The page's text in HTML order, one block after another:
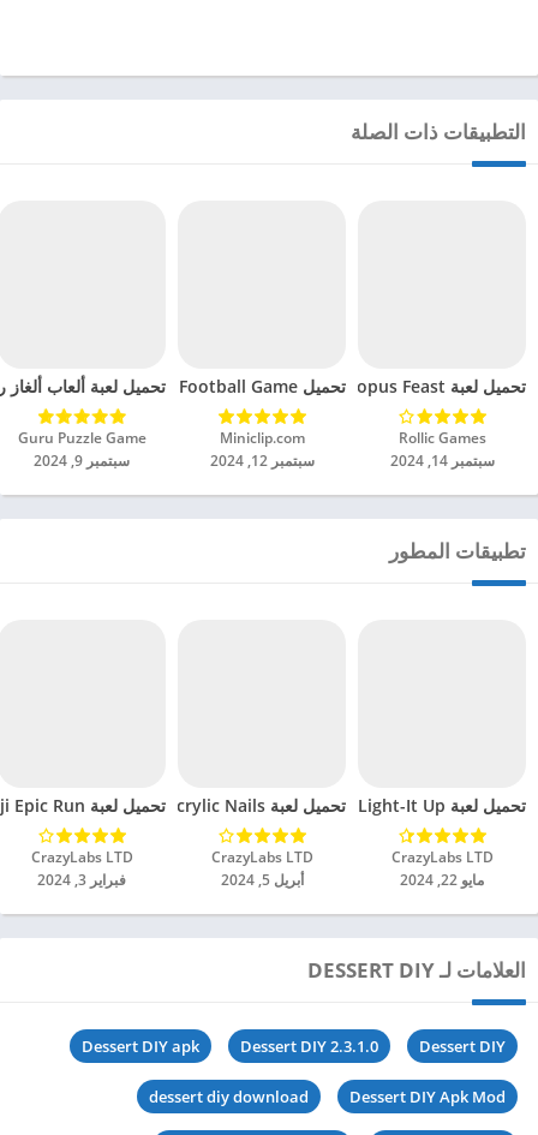
التطبيقات ذات الصلة
تحميل لعبة Octopus Feast مهكرة للاندرويد 2024
Rollic Games‏
سبتمبر 14, 2024
تحميل Soccer Hero PvP Football Game مهكرة للاندرويد 2024
Miniclip.com‏
سبتمبر 12, 2024
تحميل لعبة ألعاب ألغاز
Guru Puzzle Game‏
سبتمبر 9, 2024
تطبيقات المطور
تحميل لعبة Light-It Up مهكرة للاندرويد 2024
CrazyLabs LTD‏
مايو 22, 2024
تحميل لعبة Acrylic Nails مهكرة للاندرويد 2024
CrazyLabs LTD‏
أبريل 5, 2024
تحميل لعبة Jumanji Epic Run مهكرة للاندرويد 2024
CrazyLabs LTD‏
فبراير 3, 2024
العلامات لـ DESSERT DIY
Dessert DIY
Dessert DIY 2.3.1.0
Dessert DIY apk
Dessert DIY Apk Mod
dessert diy download